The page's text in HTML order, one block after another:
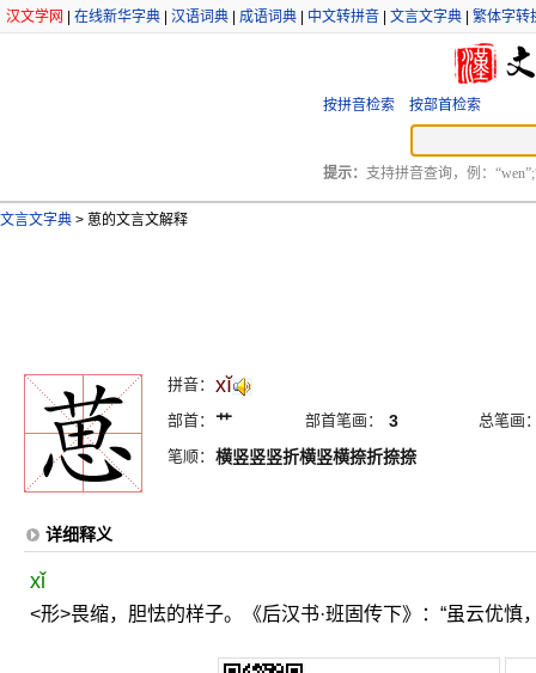
汉文学网 在线新华字典 汉语词典 成语词典 中文转拼音 文言文字典 繁体字转
按拼音检索 按部首检索
提示： 支持拼音查询，例：
文言文字典 > 葸的文言文解释
拼音： xĭ
部首： 艹 部首笔画： 3
总笔画
笔顺： 横竖竖竖折横竖横捺折捺捺
详细释义
xǐ
<形>畏缩，胆怯的样子。《后汉书·班固传下》：“虽云优慎